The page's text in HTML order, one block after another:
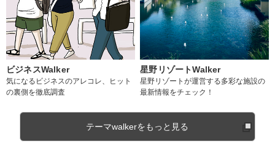
ビジネスWalker
気になるビジネスのアレコレ、ヒット
の裏側を徹底調査
星野リゾートWalker
星野リゾートが運営する多彩な施設の
最新情報をチェック！
テーマwalkerをもっと見る